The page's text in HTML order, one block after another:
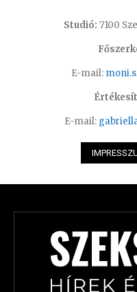
Studió: 7100
E-mail:
E-mail: